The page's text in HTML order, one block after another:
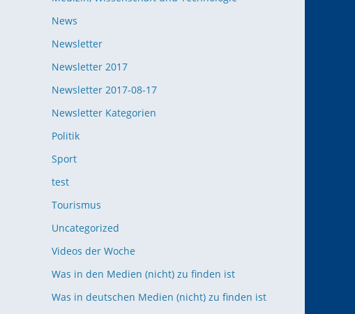
News
Newsletter
Newsletter 2017
Newsletter 2017-08-17
Newsletter Kategorien
Politik
Sport
test
Tourismus
Uncategorized
Videos der Woche
Was in den Medien (nicht) zu finden ist
Was in deutschen Medien (nicht) zu finden ist